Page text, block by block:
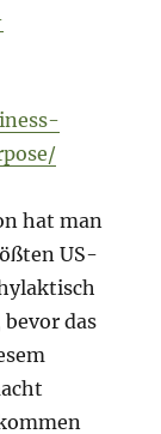
hat man
US-
das